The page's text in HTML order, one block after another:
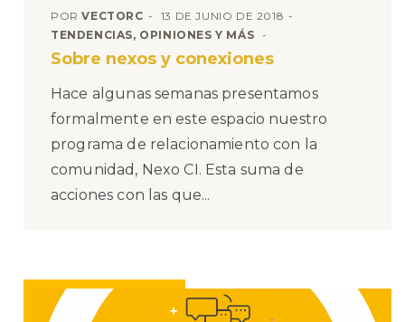
PORVECTORC
13 DE JUNIO DE 2018
TENDENCIAS, OPINIONES Y MÁS
Sobre nexos y conexiones
Hace algunas semanas presentamos
formalmente en este espacio nuestro
programa de relacionamiento con la
comunidad, Nexo CI. Esta suma de
acciones con las que...